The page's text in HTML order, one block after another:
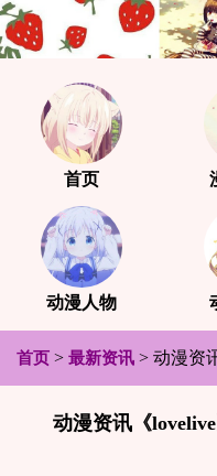
首页
动漫人物
首页 > 最新资讯 > 动漫资
动漫资讯《